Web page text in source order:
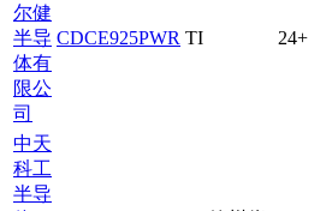
尔健
半导
体有
限公
司
CDCE925PWR TI 24+
中天
科工
半导